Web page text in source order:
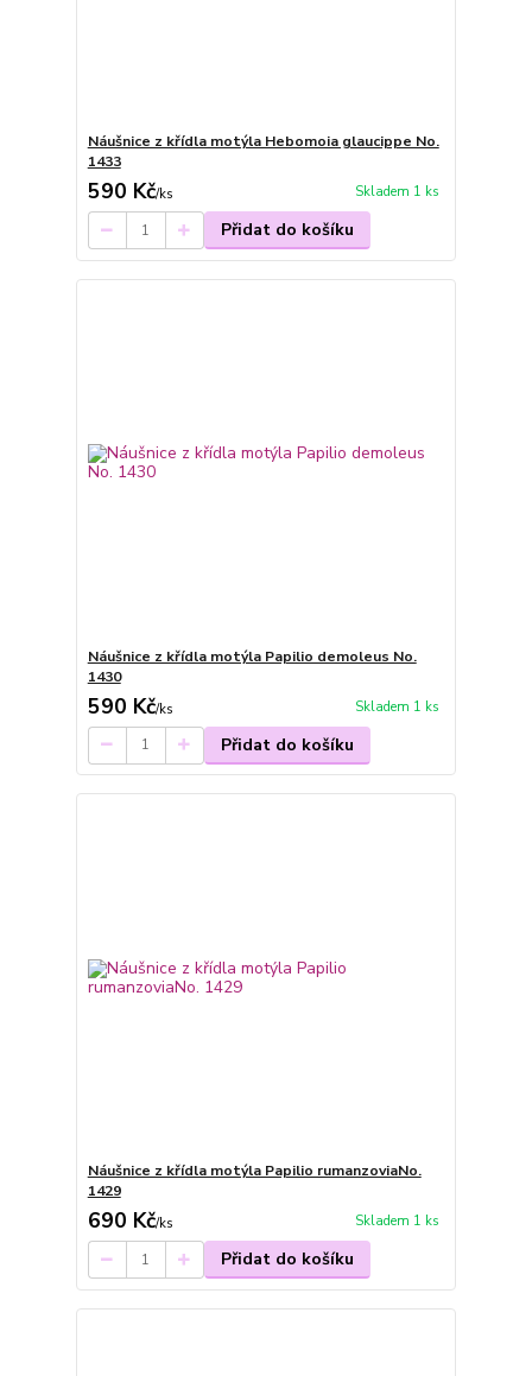
Náušnice z křídla motýla Hebomoia glaucippe No.
1433
590 Kč/ks Skladem 1 ks
Přidat do košíku
Náušnice z křídla motýla Papilio demoleus No.
1430
590 Kč/ks Skladem 1 ks
Přidat do košíku
Náušnice z křídla motýla Papilio rumanzoviaNo.
1429
690 Kč/ks Skladem 1 ks
Přidat do košíku